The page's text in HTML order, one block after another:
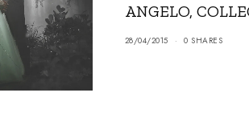
ANGELO,
28/04/2015 0 SHARES